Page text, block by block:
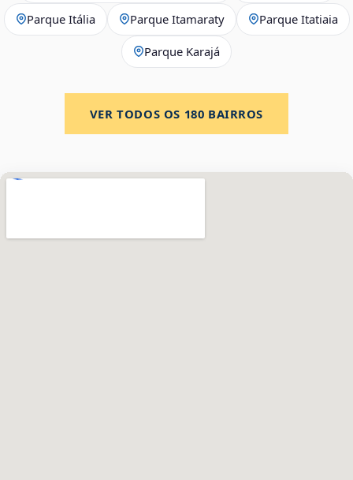
Parque Itália Parque Itamaraty Parque Itatiaia
Parque Karajá
VER TODOS OS 180 BAIRROS